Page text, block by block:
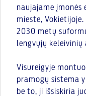
naujajame
mieste, Vokietijoje.
2030 metų
lengvųjų
Visureigyje
pramogų sistema
be to, ji išsiskiria